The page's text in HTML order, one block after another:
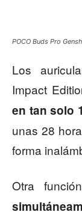
POCO Buds Pro
Los
Impact
en tan solo
unas 28
forma
Otra